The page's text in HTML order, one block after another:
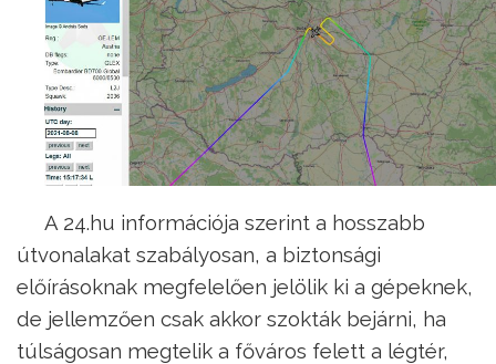
A 24.hu információja szerint a hosszabb
útvonalakat szabályosan, a biztonsági
előírásoknak megfelelően jelölik ki a gépeknek,
de jellemzően csak akkor szokták bejárni, ha
túlságosan megtelik a főváros felett a légtér,